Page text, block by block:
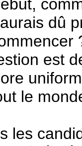
dû
est
le
les